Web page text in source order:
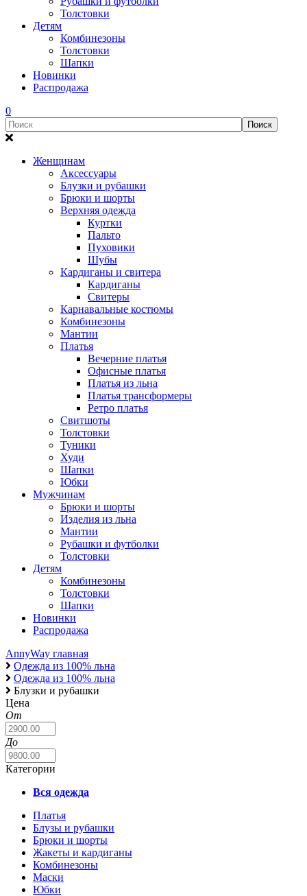
Толстовки
Детям
Комбинезоны
Толстовки
Шапки
Новинки
Распродажа
0
Женщинам
Аксессуары
Блузки и рубашки
Брюки и шорты
Верхняя одежда
Куртки
Пальто
Пуховики
Шубы
Кардиганы и свитера
Кардиганы
Свитеры
Карнавальные костюмы
Комбинезоны
Мантии
Платья
Вечерние платья
Офисные платья
Платья из льна
Платья трансформеры
Ретро платья
Свитшоты
Толстовки
Туники
Худи
Шапки
Юбки
Мужчинам
Брюки и шорты
Изделия из льна
Мантии
Рубашки и футболки
Толстовки
Детям
Комбинезоны
Толстовки
Шапки
Новинки
Распродажа
AnnyWay главная
Одежда из 100% льна
Одежда из 100% льна
Блузки и рубашки
Цена
От
До
Категории
Вся одежда
Платья
Блузы и рубашки
Брюки и шорты
Жакеты и кардиганы
Комбинезоны
Маски
Юбки